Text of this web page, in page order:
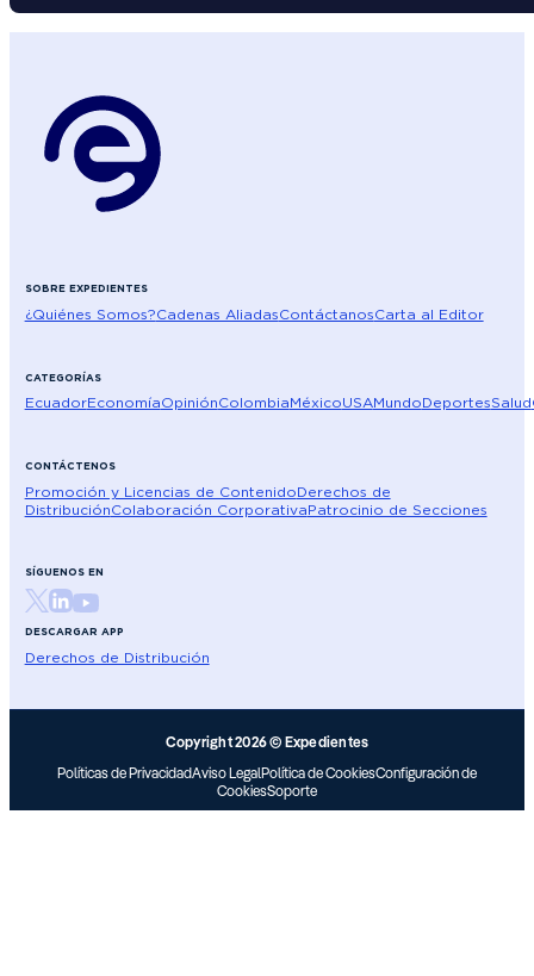
SOBRE EXPEDIENTES
¿Quiénes Somos?Cadenas AliadasContáctanosCarta al Editor
CATEGORÍAS
EcuadorEconomíaOpiniónColombiaMéxicoUSAMundoDeportesSalud
CONTÁCTENOS
Promoción y Licencias de ContenidoDerechos de
DistribuciónColaboración CorporativaPatrocinio de Secciones
SÍGUENOS EN
DESCARGAR APP
Derechos de Distribución
Copyright 2026 © Expedientes
Políticas de PrivacidadAviso LegalPolítica de CookiesConfiguración de
CookiesSoporte